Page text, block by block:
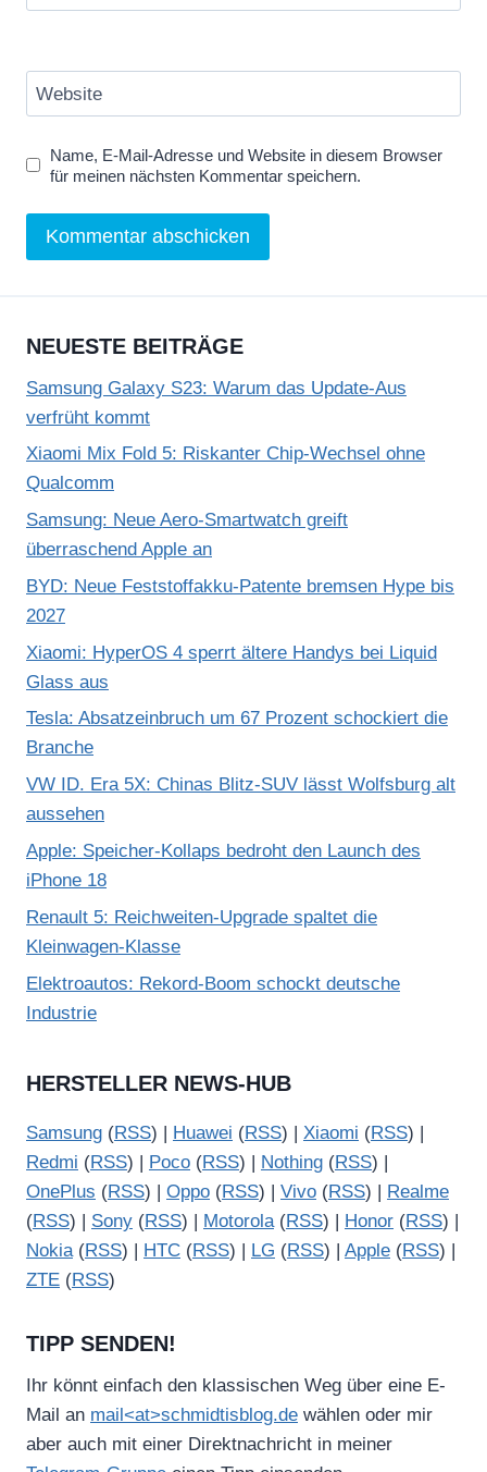
Website
Name, E-Mail-Adresse und Website in diesem Browser
für meinen nächsten Kommentar speichern.
NEUESTE BEITRÄGE
Samsung Galaxy S23: Warum das Update-Aus
verfrüht kommt
Xiaomi Mix Fold 5: Riskanter Chip-Wechsel ohne
Qualcomm
Samsung: Neue Aero-Smartwatch greift
überraschend Apple an
BYD: Neue Feststoffakku-Patente bremsen Hype bis
2027
Xiaomi: HyperOS 4 sperrt ältere Handys bei Liquid
Glass aus
Tesla: Absatzeinbruch um 67 Prozent schockiert die
Branche
VW ID. Era 5X: Chinas Blitz-SUV lässt Wolfsburg alt
aussehen
Apple: Speicher-Kollaps bedroht den Launch des
iPhone 18
Renault 5: Reichweiten-Upgrade spaltet die
Kleinwagen-Klasse
Elektroautos: Rekord-Boom schockt deutsche
Industrie
HERSTELLER NEWS-HUB
Samsung (RSS) | Huawei (RSS) | Xiaomi (RSS) |
Redmi (RSS) | Poco (RSS) | Nothing (RSS) |
OnePlus (RSS) | Oppo (RSS) | Vivo (RSS) |
Realme
(RSS) | Sony (RSS) | Motorola(RSS) | Honor (RSS) |
Nokia(RSS) | HTC (RSS) | LG (RSS) | Apple (RSS) |
ZTE (RSS)
TIPP SENDEN!
Ihr könnt einfach den klassischen Weg über eine E-
Mail an mail<at>schmidtisblog.de wählen oder mir
aber auch mit einer Direktnachricht in meiner